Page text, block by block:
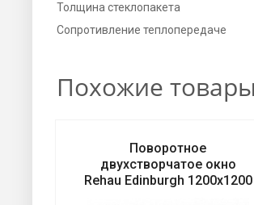
Толщина стеклопакета
Сопротивление теплопередаче
Похожие товары
Поворотное
двухстворчатое окно
Rehаu Edinburgh 1200х1200